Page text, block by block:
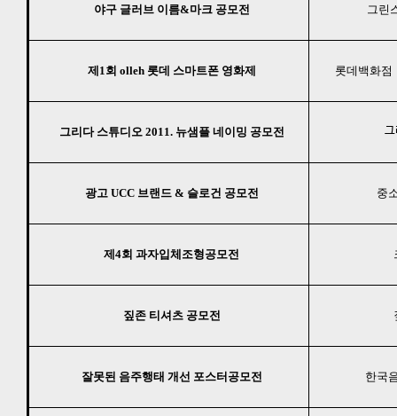
야구 글러브 이름&마크 공모전 그린
제1회 olleh 롯데 스마트폰 영화제 롯데백화점
그리다 스튜디오 2011. 뉴샘플 네이밍 공모전
광고 UCC 브랜드 & 슬로건 공모전 중
제4회 과자입체조형공모전
짚존 티셔츠 공모전
잘못된 음주행태 개선 포스터공모전 한국